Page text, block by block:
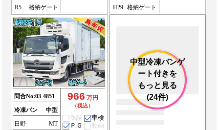
R5
格納ゲート
H29 格納ゲート
問合No:03-4851
冷凍バン
中型
日野
MT
966 万円
（税込）
保証
車検
ＰＧ
動画
中型冷凍バンゲ
ート付きを
もっと見る
(24件)